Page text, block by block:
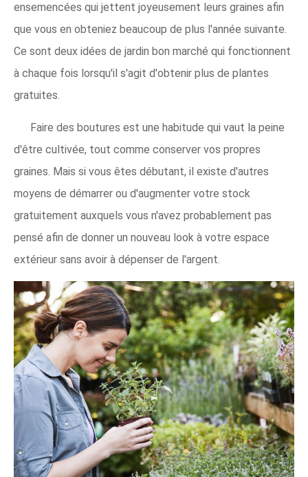
ensemencées qui jettent joyeusement leurs graines afin
que vous en obteniez beaucoup de plus l'année suivante.
Ce sont deux idées de jardin bon marché qui fonctionnent
à chaque fois lorsqu'il s'agit d'obtenir plus de plantes
gratuites.
Faire des boutures est une habitude qui vaut la peine
d'être cultivée, tout comme conserver vos propres
graines. Mais si vous êtes débutant, il existe d'autres
moyens de démarrer ou d'augmenter votre stock
gratuitement auxquels vous n'avez probablement pas
pensé afin de donner un nouveau look à votre espace
extérieur sans avoir à dépenser de l'argent.